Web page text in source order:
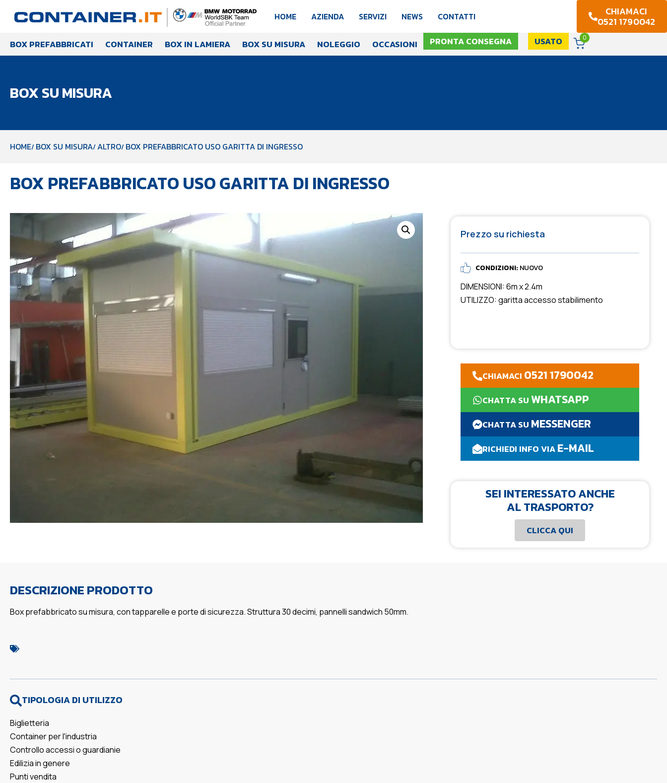
HOME AZIENDA SERVIZI NEWS CONTATTI CHIAMACI
0521 1790042
BOX PREFABBRICATI CONTAINER BOX IN LAMIERA BOX SU MISURA NOLEGGIO OCCASIONI PRONTA CONSEGNA USATO 0
BOX SU MISURA
HOME BOX SU MISURA ALTRO BOX PREFABBRICATO USO GARITTA DI INGRESSO
BOX PREFABBRICATO USO GARITTA DI INGRESSO
Prezzo su richiesta
CONDIZIONI:NUOVO
DIMENSIONI: 6m x 2.4m
UTILIZZO: garitta accesso stabilimento
CHIAMACI 0521 1790042
CHATTA SUWHATSAPP
CHATTA SU MESSENGER
RICHIEDI INFO VIAE-MAIL
SEI INTERESSATO ANCHE
AL TRASPORTO?
CLICCA QUI
DESCRIZIONE PRODOTTO
Box prefabbricato su misura, con tapparelle e porte di sicurezza. Struttura 30 decimi, pannelli sandwich 50mm.
TIPOLOGIA DI UTILIZZO
Biglietteria
Container per l'industria
Controllo accessi o guardianie
Edilizia in genere
Punti vendita